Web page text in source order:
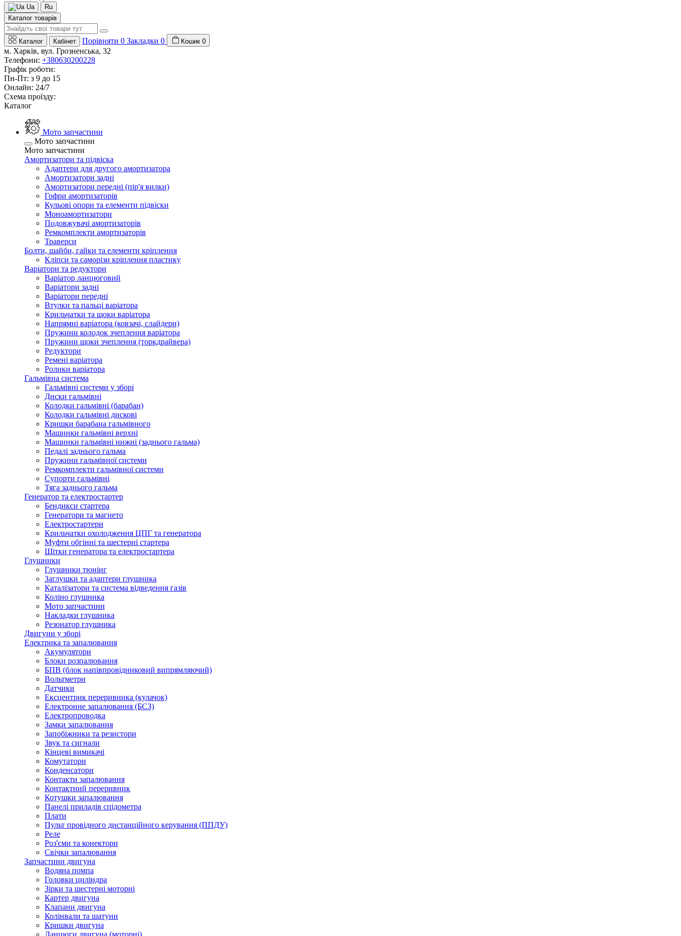
Ua
Ru
Каталог товарів
Каталог Кабінет Порівняти 0 Закладки 0 Кошик 0
м. Харків, вул. Грозненська, 32
Телефони: +380630200228
Графік роботи:
Пн-Пт: з 9 до 15
Онлайн: 24/7
Схема проїзду:
Каталог
Мото запчастини
Мото запчастини
Мото запчастини
Амортизатори та підвіска
Адаптери для другого амортизатора
Амортизатори задні
Амортизатори передні (пір'я вилки)
Гофри амортизаторів
Кульові опори та елементи підвіски
Моноамортизатори
Подовжувачі амортизаторів
Ремкомплекти амортизаторів
Траверси
Болти, шайби, гайки та елементи кріплення
Кліпси та саморізи кріплення пластику
Варіатори та редуктори
Варіатор ланцюговий
Варіатори задні
Варіатори передні
Втулки та пальці варіатора
Крильчатки та щоки варіатора
Напрямні варіатора (ковзачі, слайдери)
Пружини колодок зчеплення варіатора
Пружини щоки зчеплення (торкдрайвера)
Редуктори
Ремені варіатора
Ролики варіатора
Гальмівна система
Гальмівні системи у зборі
Диски гальмівні
Колодки гальмівні (барабан)
Колодки гальмівні дискові
Кришки барабана гальмівного
Машинки гальмівні верхні
Машинки гальмівні нижні (заднього гальма)
Педалі заднього гальма
Пружини гальмівної системи
Ремкомплекти гальмівної системи
Супорти гальмівні
Тяга заднього гальма
Генератор та електростартер
Бендикси стартера
Генератори та магнето
Електростартери
Крильчатки охолодження ЦПГ та генератора
Муфти обгінні та шестерні стартера
Щітки генератора та електростартера
Глушники
Глушники тюнінг
Заглушки та адаптери глушника
Каталізатори та система відведення газів
Коліно глушника
Мото запчастини
Накладки глушника
Резонатор глушника
Двигуни у зборі
Електрика та запалювання
Акумулятори
Блоки розпалювання
БПВ (блок напівпровідниковий випрямляючий)
Вольтметри
Датчики
Ексцентрик переривника (кулачок)
Електронне запалювання (БСЗ)
Електропроводка
Замки запалювання
Запобіжники та резистори
Звук та сигнали
Кінцеві вимикачі
Комутатори
Конденсатори
Контакти запалювання
Контактний переривник
Котушки запалювання
Панелі приладів спідометра
Плати
Пульт провідного дистанційного керування (ППДУ)
Реле
Роз'єми та конектори
Свічки запалювання
Запчастини двигуна
Водяна помпа
Головки циліндра
Зірки та шестерні моторні
Картер двигуна
Клапани двигуна
Колінвали та шатуни
Кришки двигуна
Ланцюги двигуна (моторні)